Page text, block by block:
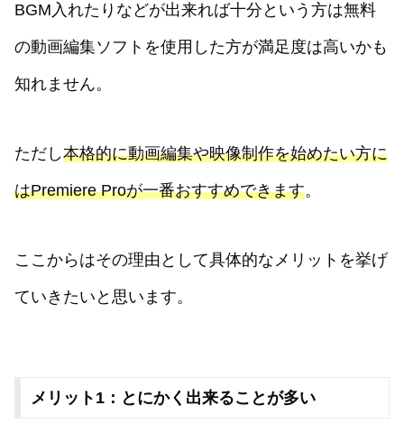
BGM入れたりなどが出来れば十分という方は無料
の動画編集ソフトを使用した方が満足度は高いかも
知れません。
ただし本格的に動画編集や映像制作を始めたい方に
はPremiere Proが一番おすすめできます。
ここからはその理由として具体的なメリットを挙げ
ていきたいと思います。
メリット1：とにかく出来ることが多い